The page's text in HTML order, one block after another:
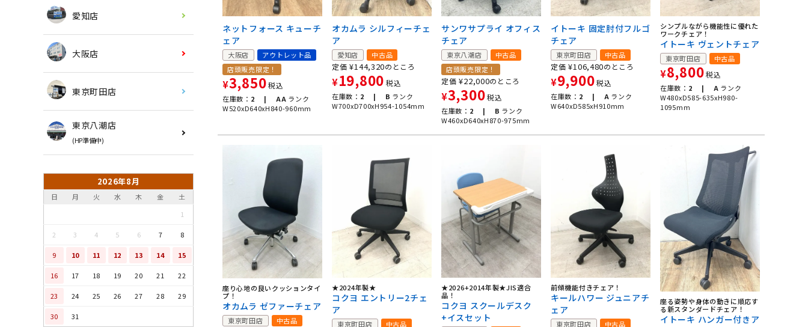
愛知店
大阪店
東京町田店
東京八潮店
(HP準備中)
2026年8月
日 月 火 水 木 金
土
1
2 3 4 5 6 7 8
9 10 11 12 13 14 15
16 17 18 19 20 21 22
23 24 25 26 27 28 29
30 31
ネットフォース キューチ
ェア
大阪店
アウトレット品
店頭販売限定！
¥3,850税込
在庫数： 2 | AA ランク
W520xD640xH840-960mm
オカムラ シルフィーチェ
ア
愛知店 中古品
定価 ¥144,320のところ
¥19,800 税込
在庫数： 2 | B ランク
W700xD700xH954-1054mm
サンワサプライ オフィス
チェア
東京八潮店
中古品
店頭販売限定！
定価 ¥22,000のところ
¥3,300税込
在庫数： 2 | B ランク
W460xD640xH870-975mm
イトーキ 固定肘付フルゴ
チェア
東京町田店 中古品
定価 ¥106,480のところ
¥9,900税込
在庫数： 2 | A ランク
W640xD585xH910mm
シンプルながら機能性に優れた
ワークチェア！
イトーキ ヴェントチェア
東京町田店 中古品
¥8,800税込
在庫数： 2 | A ランク
W480xD585-635xH980-
1095mm
座り心地の良いクッションタイ
プ！
オカムラ ゼファーチェア
東京町田店 中古品
★2024年製★
コクヨ エントリー2チェ
ア
東京町田店 中古品
★2026+2014年製★JIS適合
品！
コクヨ スクールデスク
+イスセット
前傾機能付きチェア！
キールハワー ジュニアチ
ェア
東京町田店 中古品
座る姿勢や身体の動きに順応す
る新スタンダードチェア！
イトーキ ハンガー付きア